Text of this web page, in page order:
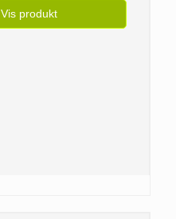
Vis produkt